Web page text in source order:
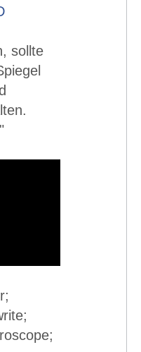
sollte